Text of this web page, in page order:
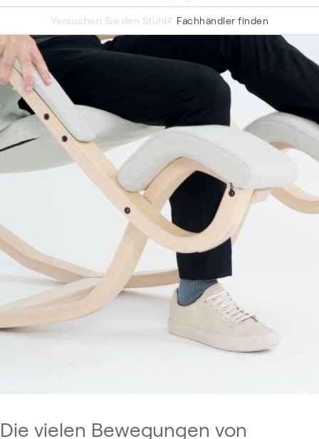
Versuchen Sie den Stuhl? Fachhändler finden
Hallingdal 65 750
Die vielen Bewegungen von